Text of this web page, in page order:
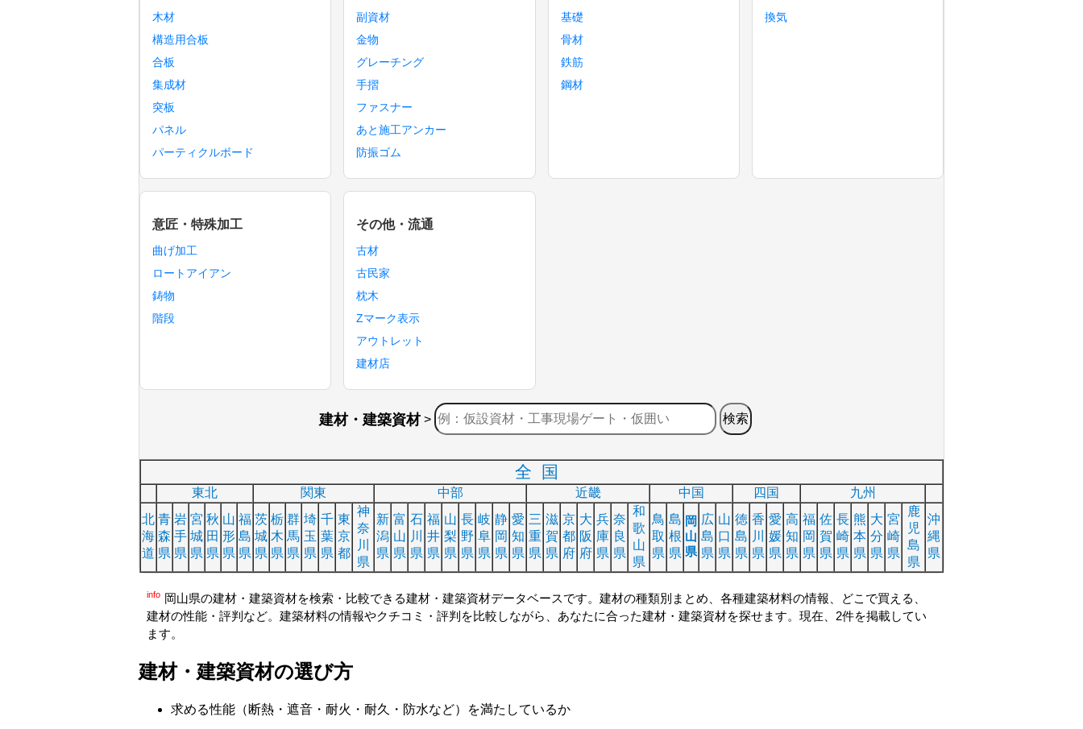
木材
構造用合板
合板
集成材
突板
パネル
パーティクルボード
副資材
金物
グレーチング
手摺
ファスナー
あと施工アンカー
防振ゴム
基礎
骨材
鉄筋
鋼材
換気
意匠・特殊加工
曲げ加工
ロートアイアン
鋳物
階段
その他・流通
古材
古民家
枕木
Zマーク表示
アウトレット
建材店
建材・建築資材 >
全国
東北 関東 中部 近畿 中国 四国
九州
北
海
道
青
森
県
岩
手
県
宮
城
県
秋
田
県
山
形
県
福
島
県
茨
城
県
栃
木
県
群
馬
県
埼
玉
県
千
葉
県
東
京
都
神
奈
川
県
新
潟
県
富
山
県
石
川
県
福
井
県
山
梨
県
長
野
県
岐
阜
県
静
岡
県
愛
知
県
三
重
県
滋
賀
県
京
都
府
大
阪
府
兵
庫
県
奈
良
県
和
歌
山
県
鳥
取
県
島
根
県
岡
山
県
広
島
県
山
口
県
徳
島
県
香
川
県
愛
媛
県
高
知
県
福
岡
県
佐
賀
県
長
崎
県
熊
本
県
大
分
県
宮
崎
県
鹿
児
島
県
沖
縄
県
info 岡山県の建材・建築資材を検索・比較できる建材・建築資材データベースです。建材の種類別まとめ、各種建築材料の情報、どこで買える、
建材の性能・評判など。建築材料の情報やクチコミ・評判を比較しながら、あなたに合った建材・建築資材を探せます。現在、2件を掲載してい
ます。
建材・建築資材の選び方
求める性能（断熱・遮音・耐火・耐久・防水など）を満たしているか